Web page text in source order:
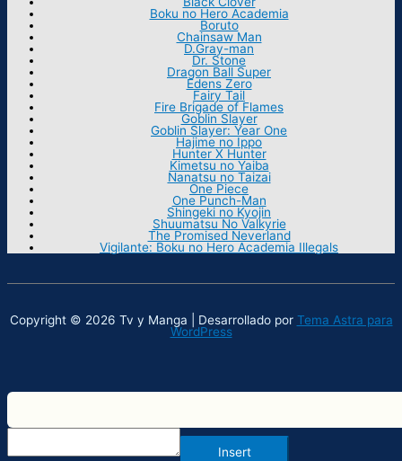
Boku no Hero Academia
Boruto
Chainsaw Man
D.Gray-man
Dr. Stone
Dragon Ball Super
Edens Zero
Fairy Tail
Fire Brigade of Flames
Goblin Slayer
Goblin Slayer: Year One
Hajime no Ippo
Hunter X Hunter
Kimetsu no Yaiba
Nanatsu no Taizai
One Piece
One Punch-Man
Shingeki no Kyojin
Shuumatsu No Valkyrie
The Promised Neverland
Vigilante: Boku no Hero Academia Illegals
Copyright © 2026 Tv y Manga | Desarrollado por Tema Astra para
WordPress
Insert